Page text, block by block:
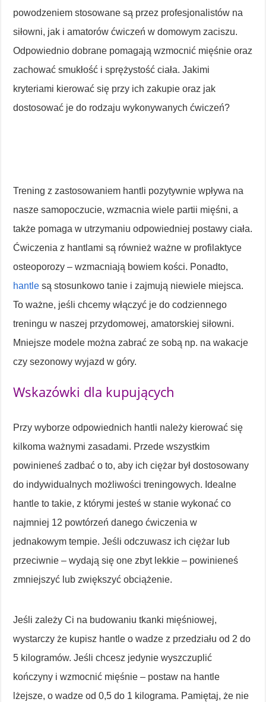
powodzeniem stosowane są przez profesjonalistów na
siłowni, jak i amatorów ćwiczeń w domowym zaciszu.
Odpowiednio dobrane pomagają wzmocnić mięśnie oraz
zachować smukłość i sprężystość ciała. Jakimi
kryteriami kierować się przy ich zakupie oraz jak
dostosować je do rodzaju wykonywanych ćwiczeń?
Trening z zastosowaniem hantli pozytywnie wpływa na
nasze samopoczucie, wzmacnia wiele partii mięśni, a
także pomaga w utrzymaniu odpowiedniej postawy ciała.
Ćwiczenia z hantlami są również ważne w profilaktyce
osteoporozy – wzmacniają bowiem kości. Ponadto,
hantle są stosunkowo tanie i zajmują niewiele miejsca.
To ważne, jeśli chcemy włączyć je do codziennego
treningu w naszej przydomowej, amatorskiej siłowni.
Mniejsze modele można zabrać ze sobą np. na wakacje
czy sezonowy wyjazd w góry.
Wskazówki dla kupujących
Przy wyborze odpowiednich hantli należy kierować się
kilkoma ważnymi zasadami. Przede wszystkim
powinieneś zadbać o to, aby ich ciężar był dostosowany
do indywidualnych możliwości treningowych. Idealne
hantle to takie, z którymi jesteś w stanie wykonać co
najmniej 12 powtórzeń danego ćwiczenia w
jednakowym tempie. Jeśli odczuwasz ich ciężar lub
przeciwnie – wydają się one zbyt lekkie – powinieneś
zmniejszyć lub zwiększyć obciążenie.
Jeśli zależy Ci na budowaniu tkanki mięśniowej,
wystarczy że kupisz hantle o wadze z przedziału od 2 do
5 kilogramów. Jeśli chcesz jedynie wyszczuplić
kończyny i wzmocnić mięśnie – postaw na hantle
lżejsze, o wadze od 0,5 do 1 kilograma. Pamiętaj, że nie